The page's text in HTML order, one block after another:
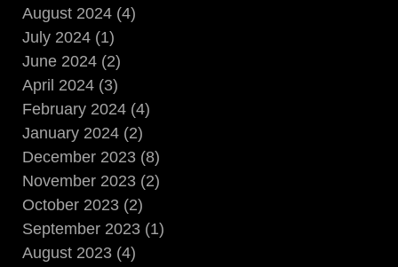
August 2024 (4)
July 2024 (1)
June 2024 (2)
April 2024 (3)
February 2024 (4)
January 2024 (2)
December 2023 (8)
November 2023 (2)
October 2023 (2)
September 2023 (1)
August 2023 (4)